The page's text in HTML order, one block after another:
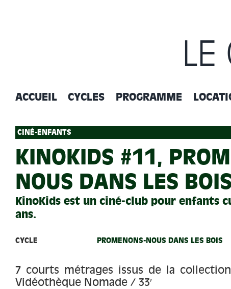
LE
ACCUEIL CYCLES PROGRAMME
CINÉ-ENFANTS
KINOKIDS #11,
NOUS DANS LES
KinoKids est un ciné-club pour enfants
ans.
CYCLE PROMENONS-NOUS DANS LES BOIS
7 courts métrages issus de la
Vidéothèque Nomade / 33′